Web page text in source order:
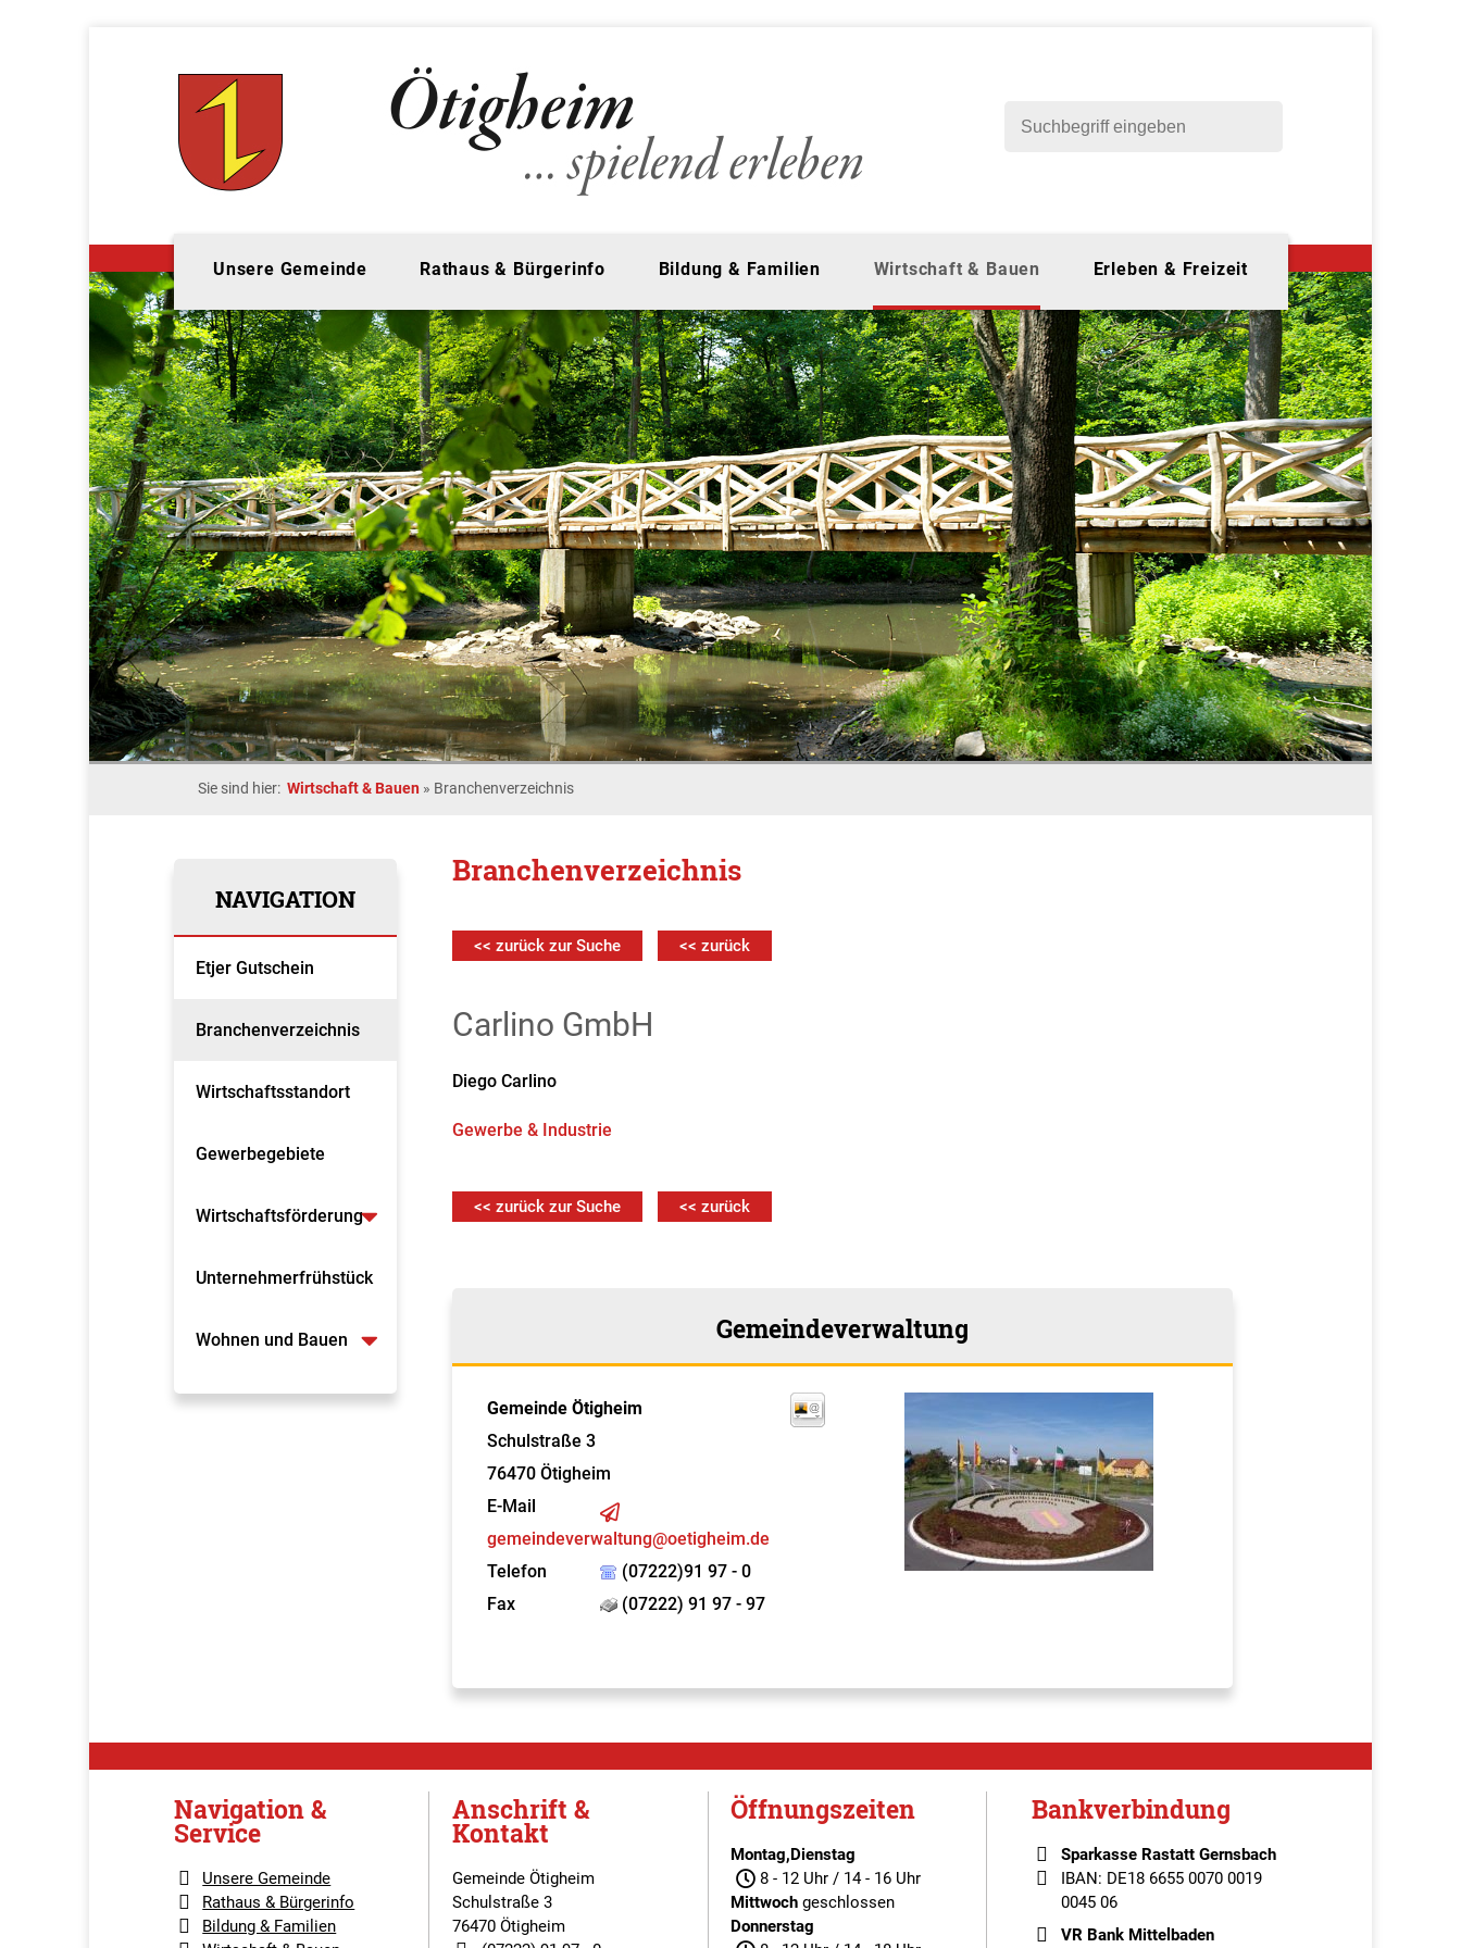
Unsere Gemeinde Rathaus & Bürgerinfo Bildung & Familien Wirtschaft & Bauen Erleben & Freizeit
Sie sind hier: Wirtschaft & Bauen » Branchenverzeichnis
NAVIGATION
Etjer Gutschein
Branchenverzeichnis
Wirtschaftsstandort
Gewerbegebiete
Wirtschaftsförderung
Unternehmerfrühstück
Wohnen und Bauen
Branchenverzeichnis
<< zurück zur Suche << zurück
Carlino GmbH
Diego Carlino
Gewerbe & Industrie
<< zurück zur Suche << zurück
Gemeindeverwaltung
Gemeinde Ötigheim
Schulstraße 3
76470 Ötigheim
E-Mail
gemeindeverwaltung@oetigheim.de
Telefon
(07222)91 97 - 0
Fax
(07222) 91 97 - 97
Navigation &
Service
Unsere Gemeinde
Rathaus & Bürgerinfo
Bildung & Familien
Anschrift &
Kontakt
Gemeinde Ötigheim
Schulstraße 3
76470 Ötigheim
Öffnungszeiten
Montag,Dienstag
8 - 12 Uhr / 14 - 16 Uhr
Mittwoch geschlossen
Donnerstag
Bankverbindung
Sparkasse Rastatt Gernsbach
IBAN: DE18 6655 0070 0019
0045 06
VR Bank Mittelbaden